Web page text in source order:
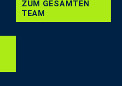
ZUM GESAMTEN
TEAM